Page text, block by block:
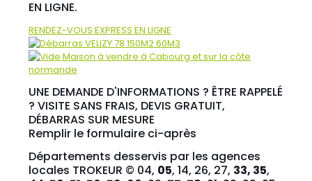
EN LIGNE.
RENDEZ-VOUS EXPRESS EN LIGNE
UNE DEMANDE D'INFORMATIONS ? ÊTRE RAPPELÉ
? VISITE SANS FRAIS, DEVIS GRATUIT,
DÉBARRAS SUR MESURE
Remplir le formulaire ci-après
Départements desservis par les agences
locales TROKEUR © 04, 05, 14, 26, 27, 33, 35,